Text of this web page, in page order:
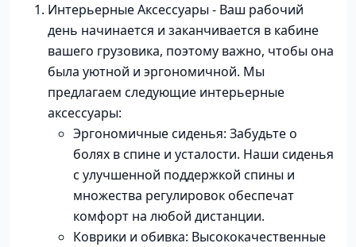
Интерьерные Аксессуары - Ваш рабочий
день начинается и заканчивается в кабине
вашего грузовика, поэтому важно, чтобы она
была уютной и эргономичной. Мы
предлагаем следующие интерьерные
аксессуары:
Эргономичные сиденья: Забудьте о
болях в спине и усталости. Наши сиденья
с улучшенной поддержкой спины и
множества регулировок обеспечат
комфорт на любой дистанции.
Коврики и обивка: Высококачественные